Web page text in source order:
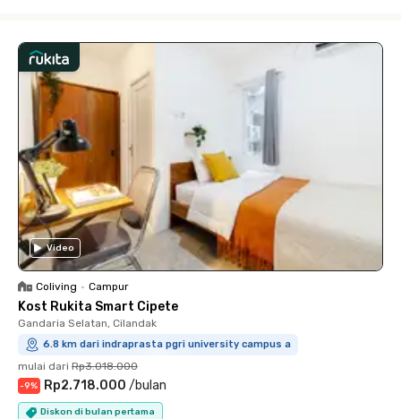
Video
Coliving • Campur
Kost Rukita Smart Cipete
Gandaria Selatan, Cilandak
6.8 km dari indraprasta pgri university campus a
mulai dari Rp3.018.000
-9% Rp2.718.000 /bulan
Diskon di bulan pertama